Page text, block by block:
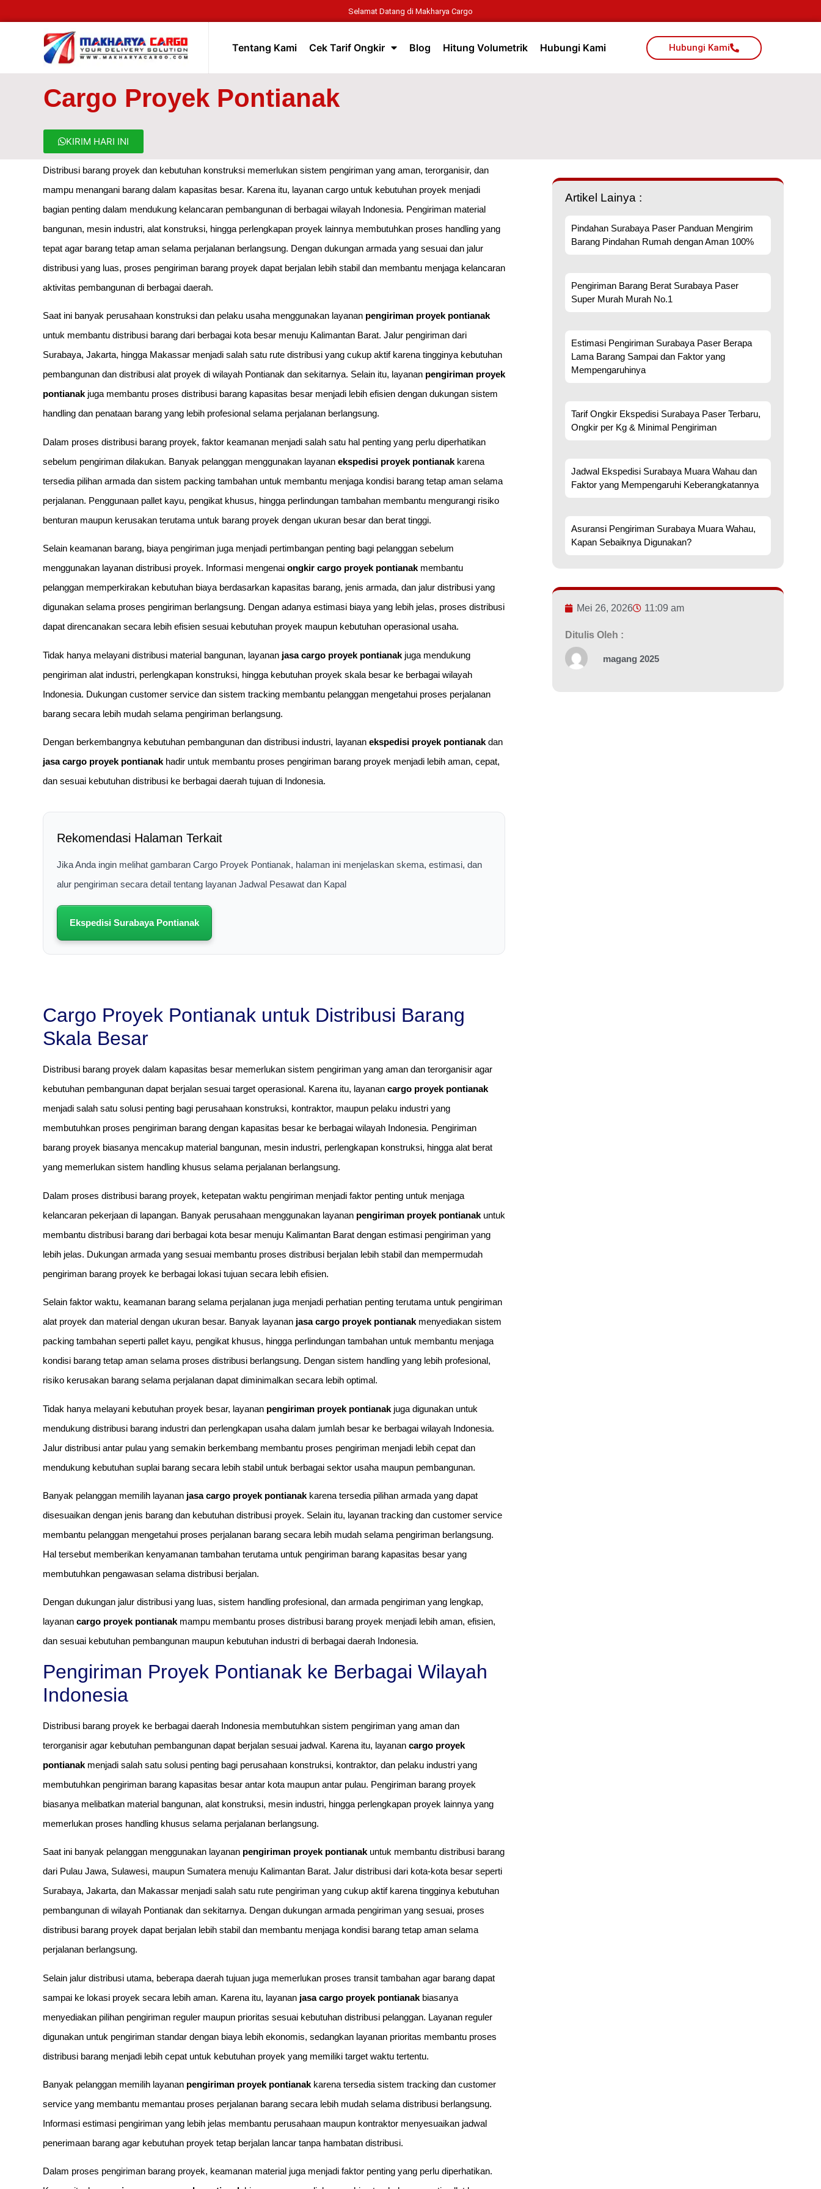
Selamat Datang di Makharya Cargo
Tentang Kami Cek Tarif Ongkir Blog Hitung Volumetrik Hubungi Kami Hubungi Kami
Cargo Proyek Pontianak
KIRIM HARI INI
Distribusi barang proyek dan kebutuhan konstruksi memerlukan sistem pengiriman yang aman, terorganisir, dan
mampu menangani barang dalam kapasitas besar. Karena itu, layanan cargo untuk kebutuhan proyek menjadi
bagian penting dalam mendukung kelancaran pembangunan di berbagai wilayah Indonesia. Pengiriman material
bangunan, mesin industri, alat konstruksi, hingga perlengkapan proyek lainnya membutuhkan proses handling yang
tepat agar barang tetap aman selama perjalanan berlangsung. Dengan dukungan armada yang sesuai dan jalur
distribusi yang luas, proses pengiriman barang proyek dapat berjalan lebih stabil dan membantu menjaga kelancaran
aktivitas pembangunan di berbagai daerah.
Saat ini banyak perusahaan konstruksi dan pelaku usaha menggunakan layanan pengiriman proyek pontianak
untuk membantu distribusi barang dari berbagai kota besar menuju Kalimantan Barat. Jalur pengiriman dari
Surabaya, Jakarta, hingga Makassar menjadi salah satu rute distribusi yang cukup aktif karena tingginya kebutuhan
pembangunan dan distribusi alat proyek di wilayah Pontianak dan sekitarnya. Selain itu, layanan pengiriman proyek
pontianakjuga membantu proses distribusi barang kapasitas besar menjadi lebih efisien dengan dukungan sistem
handling dan penataan barang yang lebih profesional selama perjalanan berlangsung.
Dalam proses distribusi barang proyek, faktor keamanan menjadi salah satu hal penting yang perlu diperhatikan
sebelum pengiriman dilakukan. Banyak pelanggan menggunakan layanan ekspedisi proyek pontianak karena
tersedia pilihan armada dan sistem packing tambahan untuk membantu menjaga kondisi barang tetap aman selama
perjalanan. Penggunaan pallet kayu, pengikat khusus, hingga perlindungan tambahan membantu mengurangi risiko
benturan maupun kerusakan terutama untuk barang proyek dengan ukuran besar dan berat tinggi.
Selain keamanan barang, biaya pengiriman juga menjadi pertimbangan penting bagi pelanggan sebelum
menggunakan layanan distribusi proyek. Informasi mengenai ongkir cargo proyek pontianak membantu
pelanggan memperkirakan kebutuhan biaya berdasarkan kapasitas barang, jenis armada, dan jalur distribusi yang
digunakan selama proses pengiriman berlangsung. Dengan adanya estimasi biaya yang lebih jelas, proses distribusi
dapat direncanakan secara lebih efisien sesuai kebutuhan proyek maupun kebutuhan operasional usaha.
Tidak hanya melayani distribusi material bangunan, layanan jasa cargo proyek pontianak juga mendukung
pengiriman alat industri, perlengkapan konstruksi, hingga kebutuhan proyek skala besar ke berbagai wilayah
Indonesia. Dukungan customer service dan sistem tracking membantu pelanggan mengetahui proses perjalanan
barang secara lebih mudah selama pengiriman berlangsung.
Dengan berkembangnya kebutuhan pembangunan dan distribusi industri, layanan ekspedisi proyek pontianak dan
jasa cargo proyek pontianak hadir untuk membantu proses pengiriman barang proyek menjadi lebih aman, cepat,
dan sesuai kebutuhan distribusi ke berbagai daerah tujuan di Indonesia.
Rekomendasi Halaman Terkait
Jika Anda ingin melihat gambaran Cargo Proyek Pontianak, halaman ini menjelaskan skema, estimasi, dan
alur pengiriman secara detail tentang layanan Jadwal Pesawat dan Kapal
Ekspedisi Surabaya Pontianak
Cargo Proyek Pontianak untuk Distribusi Barang
Skala Besar
Distribusi barang proyek dalam kapasitas besar memerlukan sistem pengiriman yang aman dan terorganisir agar
kebutuhan pembangunan dapat berjalan sesuai target operasional. Karena itu, layanan cargo proyek pontianak
menjadi salah satu solusi penting bagi perusahaan konstruksi, kontraktor, maupun pelaku industri yang
membutuhkan proses pengiriman barang dengan kapasitas besar ke berbagai wilayah Indonesia. Pengiriman
barang proyek biasanya mencakup material bangunan, mesin industri, perlengkapan konstruksi, hingga alat berat
yang memerlukan sistem handling khusus selama perjalanan berlangsung.
Dalam proses distribusi barang proyek, ketepatan waktu pengiriman menjadi faktor penting untuk menjaga
kelancaran pekerjaan di lapangan. Banyak perusahaan menggunakan layanan pengiriman proyek pontianak untuk
membantu distribusi barang dari berbagai kota besar menuju Kalimantan Barat dengan estimasi pengiriman yang
lebih jelas. Dukungan armada yang sesuai membantu proses distribusi berjalan lebih stabil dan mempermudah
pengiriman barang proyek ke berbagai lokasi tujuan secara lebih efisien.
Selain faktor waktu, keamanan barang selama perjalanan juga menjadi perhatian penting terutama untuk pengiriman
alat proyek dan material dengan ukuran besar. Banyak layanan jasa cargo proyek pontianak menyediakan sistem
packing tambahan seperti pallet kayu, pengikat khusus, hingga perlindungan tambahan untuk membantu menjaga
kondisi barang tetap aman selama proses distribusi berlangsung. Dengan sistem handling yang lebih profesional,
risiko kerusakan barang selama perjalanan dapat diminimalkan secara lebih optimal.
Tidak hanya melayani kebutuhan proyek besar, layanan pengiriman proyek pontianak juga digunakan untuk
mendukung distribusi barang industri dan perlengkapan usaha dalam jumlah besar ke berbagai wilayah Indonesia.
Jalur distribusi antar pulau yang semakin berkembang membantu proses pengiriman menjadi lebih cepat dan
mendukung kebutuhan suplai barang secara lebih stabil untuk berbagai sektor usaha maupun pembangunan.
Banyak pelanggan memilih layanan jasa cargo proyek pontianak karena tersedia pilihan armada yang dapat
disesuaikan dengan jenis barang dan kebutuhan distribusi proyek. Selain itu, layanan tracking dan customer service
membantu pelanggan mengetahui proses perjalanan barang secara lebih mudah selama pengiriman berlangsung.
Hal tersebut memberikan kenyamanan tambahan terutama untuk pengiriman barang kapasitas besar yang
membutuhkan pengawasan selama distribusi berjalan.
Dengan dukungan jalur distribusi yang luas, sistem handling profesional, dan armada pengiriman yang lengkap,
layanan cargo proyek pontianak mampu membantu proses distribusi barang proyek menjadi lebih aman, efisien,
dan sesuai kebutuhan pembangunan maupun kebutuhan industri di berbagai daerah Indonesia.
Pengiriman Proyek Pontianak ke Berbagai Wilayah
Indonesia
Distribusi barang proyek ke berbagai daerah Indonesia membutuhkan sistem pengiriman yang aman dan
terorganisir agar kebutuhan pembangunan dapat berjalan sesuai jadwal. Karena itu, layanan cargo proyek
pontianak menjadi salah satu solusi penting bagi perusahaan konstruksi, kontraktor, dan pelaku industri yang
membutuhkan pengiriman barang kapasitas besar antar kota maupun antar pulau. Pengiriman barang proyek
biasanya melibatkan material bangunan, alat konstruksi, mesin industri, hingga perlengkapan proyek lainnya yang
memerlukan proses handling khusus selama perjalanan berlangsung.
Saat ini banyak pelanggan menggunakan layanan pengiriman proyek pontianak untuk membantu distribusi barang
dari Pulau Jawa, Sulawesi, maupun Sumatera menuju Kalimantan Barat. Jalur distribusi dari kota-kota besar seperti
Surabaya, Jakarta, dan Makassar menjadi salah satu rute pengiriman yang cukup aktif karena tingginya kebutuhan
pembangunan di wilayah Pontianak dan sekitarnya. Dengan dukungan armada pengiriman yang sesuai, proses
distribusi barang proyek dapat berjalan lebih stabil dan membantu menjaga kondisi barang tetap aman selama
perjalanan berlangsung.
Selain jalur distribusi utama, beberapa daerah tujuan juga memerlukan proses transit tambahan agar barang dapat
sampai ke lokasi proyek secara lebih aman. Karena itu, layanan jasa cargo proyek pontianak biasanya
menyediakan pilihan pengiriman reguler maupun prioritas sesuai kebutuhan distribusi pelanggan. Layanan reguler
digunakan untuk pengiriman standar dengan biaya lebih ekonomis, sedangkan layanan prioritas membantu proses
distribusi barang menjadi lebih cepat untuk kebutuhan proyek yang memiliki target waktu tertentu.
Banyak pelanggan memilih layanan pengiriman proyek pontianak karena tersedia sistem tracking dan customer
service yang membantu memantau proses perjalanan barang secara lebih mudah selama distribusi berlangsung.
Informasi estimasi pengiriman yang lebih jelas membantu perusahaan maupun kontraktor menyesuaikan jadwal
penerimaan barang agar kebutuhan proyek tetap berjalan lancar tanpa hambatan distribusi.
Dalam proses pengiriman barang proyek, keamanan material juga menjadi faktor penting yang perlu diperhatikan.
Artikel Lainya :
Pindahan Surabaya Paser Panduan Mengirim
Barang Pindahan Rumah dengan Aman 100%
Pengiriman Barang Berat Surabaya Paser
Super Murah Murah No.1
Estimasi Pengiriman Surabaya Paser Berapa
Lama Barang Sampai dan Faktor yang
Mempengaruhinya
Tarif Ongkir Ekspedisi Surabaya Paser Terbaru,
Ongkir per Kg & Minimal Pengiriman
Jadwal Ekspedisi Surabaya Muara Wahau dan
Faktor yang Mempengaruhi Keberangkatannya
Asuransi Pengiriman Surabaya Muara Wahau,
Kapan Sebaiknya Digunakan?
Mei 26, 2026 11:09 am
Ditulis Oleh :
magang 2025